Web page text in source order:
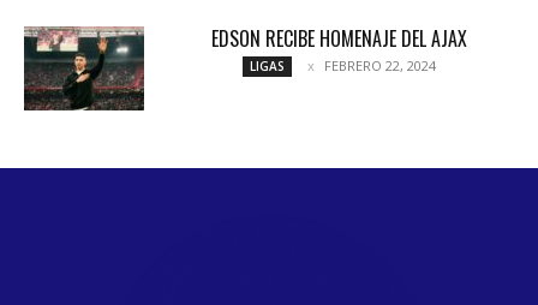
EDSON RECIBE HOMENAJE DEL AJAX
LIGAS FEBRERO 22, 2024